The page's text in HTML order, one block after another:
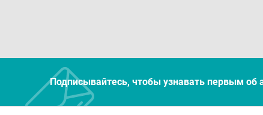
Подписывайтесь, чтобы узнавать первым об